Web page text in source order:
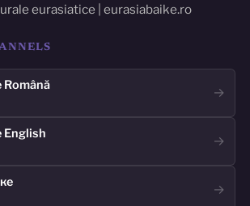
eurasiatice | eurasiabaike.ro
Română
→
English
→
→